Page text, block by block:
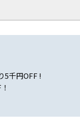
パターンクロスのサンルーム
5千円OFF !